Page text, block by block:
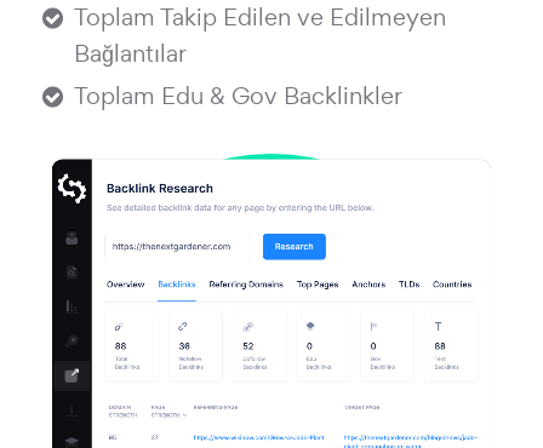
Toplam Takip Edilen ve Edilmeyen
Bağlantılar
Toplam Edu & Gov Backlinkler